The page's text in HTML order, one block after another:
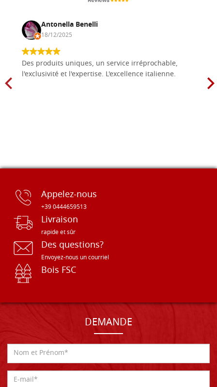
Antonella Benelli
18/12/2025
Des produits uniques, un service irréprochable,
l'exclusivité et l'expertise. L'excellence italienne.
Appelez-nous
+39 0444659513
Livraison
rapide et sûr
Des questions?
Envoyez-nous un courriel
Bois FSC
DEMANDE